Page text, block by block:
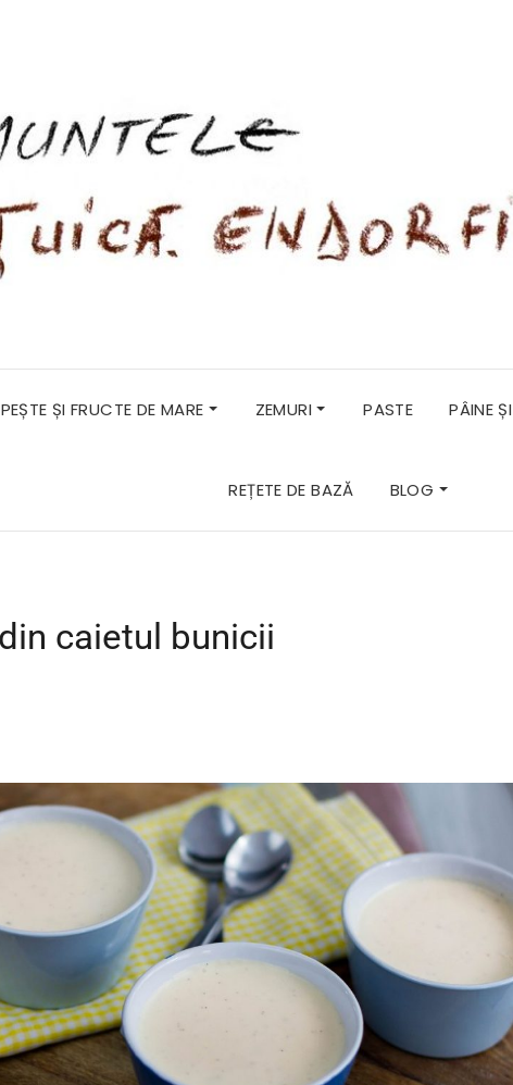
PEȘTE ȘI FRUCTE DE MARE ZEMURI PASTE PÂINE
REȚETE DE BAZĂ BLOG
caietul bunicii